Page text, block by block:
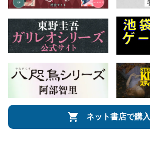
ネット書店で購入